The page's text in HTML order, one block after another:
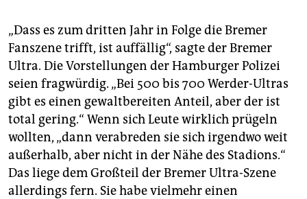
„Dass es zum dritten Jahr in Folge die Bremer
Fanszene trifft, ist auffällig“, sagte der Bremer
Ultra. Die Vorstellungen der Hamburger Polizei
seien fragwürdig. „Bei 500 bis 700 Werder-Ultras
gibt es einen gewaltbereiten Anteil, aber der ist
total gering.“ Wenn sich Leute wirklich prügeln
wollten, „dann verabreden sie sich irgendwo weit
außerhalb, aber nicht in der Nähe des Stadions.“
Das liege dem Großteil der Bremer Ultra-Szene
allerdings fern. Sie habe vielmehr einen